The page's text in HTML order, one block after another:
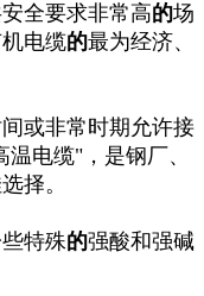
全要求非常高的场
电缆的最为经济、
或非常时期允许接
电缆"，是钢厂、
择。
特殊的强酸和强碱